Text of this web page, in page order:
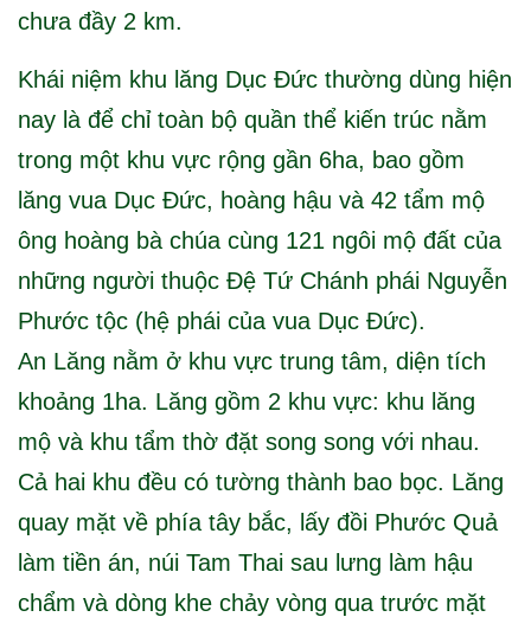
chưa đầy 2 km.
Khái niệm khu lăng Dục Đức thường dùng hiện
nay là để chỉ toàn bộ quần thể kiến trúc nằm
trong một khu vực rộng gần 6ha, bao gồm
lăng vua Dục Đức, hoàng hậu và 42 tẩm mộ
ông hoàng bà chúa cùng 121 ngôi mộ đất của
những người thuộc Đệ Tứ Chánh phái Nguyễn
Phước tộc (hệ phái của vua Dục Đức).
An Lăng nằm ở khu vực trung tâm, diện tích
khoảng 1ha. Lăng gồm 2 khu vực: khu lăng
mộ và khu tẩm thờ đặt song song với nhau.
Cả hai khu đều có tường thành bao bọc. Lăng
quay mặt về phía tây bắc, lấy đồi Phước Quả
làm tiền án, núi Tam Thai sau lưng làm hậu
chẩm và dòng khe chảy vòng qua trước mặt